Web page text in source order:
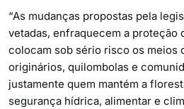
“As mudanças propostas pela
vetadas, enfraquecem a proteção
colocam sob sério risco os meios
originários, quilombolas e
justamente quem mantém a
segurança hídrica, alimentar e